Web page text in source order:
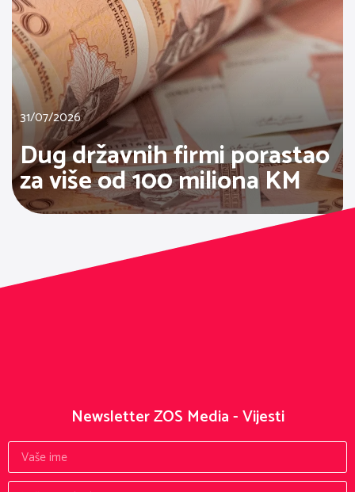
31/07/2026
Dug državnih firmi porastao
za više od 100 miliona KM
Newsletter ZOS Media - Vijesti